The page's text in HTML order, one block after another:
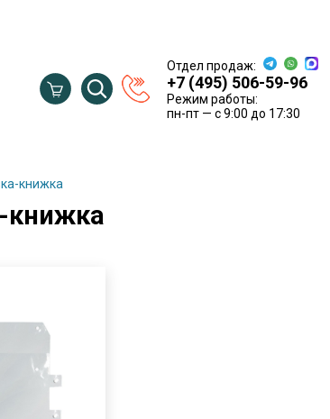
Отдел продаж:
+7 (495) 506-59-96
Режим работы:
пн-пт — c 9:00 до 17:30
книжка
книжка